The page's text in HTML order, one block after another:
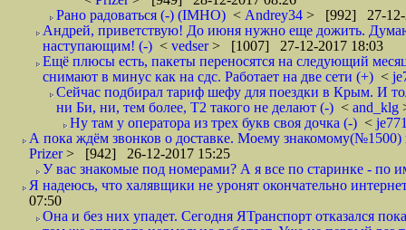
Рано радоваться (-) (IMHO) < Andrey34 > [992] 27-12-
Андрей, приветствую! До июня нужно еще дожить.
наступающим! (-) < vedser> [1007] 27-12-2017 18:03
Ещё плюсы есть, пакеты переносятся на следующий
снимают в минус как на сдс. Работает на две сети (+) <
Сейчас подбирал тариф шефу для поездки в Крым. И
ни Би, ни, тем более, Т2 такого не делают (-) < and_klg
Ну там у оператора из трех букв своя дочка (-) <
А пока ждём звонков о доставке. Моему знакомому(№1500)
Prizer> [942] 26-12-2017 15:25
У вас знакомые под номерами? А я все по старинке - по
Я надеюсь, что халявщики не уронят окончательно
07:50
Она и без них упадет. Сегодня ЯТранспорт отказался